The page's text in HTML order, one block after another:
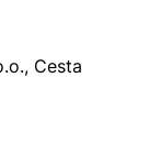
Cesta